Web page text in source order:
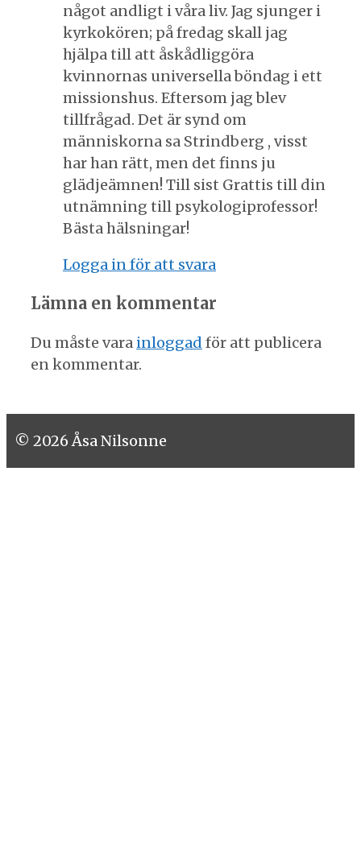
något andligt i våra liv. Jag sjunger i
kyrkokören; på fredag skall jag
hjälpa till att åskådliggöra
kvinnornas universella böndag i ett
missionshus. Eftersom jag blev
tillfrågad. Det är synd om
människorna sa Strindberg , visst
har han rätt, men det finns ju
glädjeämnen! Till sist Grattis till din
utnämning till psykologiprofessor!
Bästa hälsningar!
Logga in för att svara
Lämna en kommentar
Du måste vara inloggad för att publicera
en kommentar.
© 2026 Åsa Nilsonne